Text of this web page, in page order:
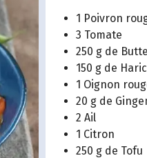
1 Poivron
3 Tomate
250 g de
150 g de
1 Oignon
20 g de
2 Ail
1 Citron
250 g de Tofu